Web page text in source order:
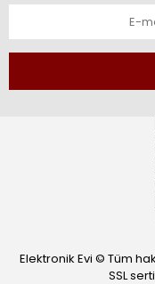
Elektronik Evi © Tüm
SSL